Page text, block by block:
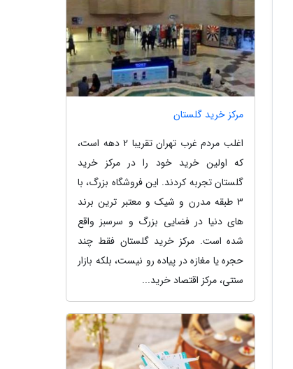
مرکز خرید گلستان
اغلب مردم غرب تهران تقریبا 2 دهه است،
که اولین خرید خود را در مرکز خرید
گلستان تجربه کردند. این فروشگاه بزرگ، با
3 طبقه مدرن و شیک و معتبر ترین برند
های دنیا در فضایی بزرگ و سرسبز واقع
شده است. مرکز خرید گلستان فقط چند
حجره یا مغازه در پیاده رو نیست، بلکه بازار
سنتی، مرکز اقتصاد خرید...